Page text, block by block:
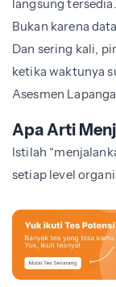
langsung tersedia.
Bukan karena
Dan sering kali,
ketika waktunya
Asesmen
Apa Arti
Istilah
setiap level